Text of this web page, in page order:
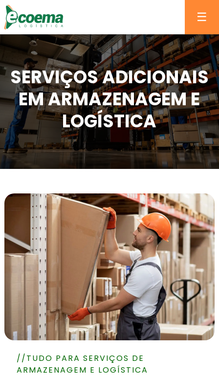
☰
SERVIÇOS ADICIONAIS
EM ARMAZENAGEM E
LOGÍSTICA
//TUDO PARA SERVIÇOS DE
ARMAZENAGEM E LOGÍSTICA